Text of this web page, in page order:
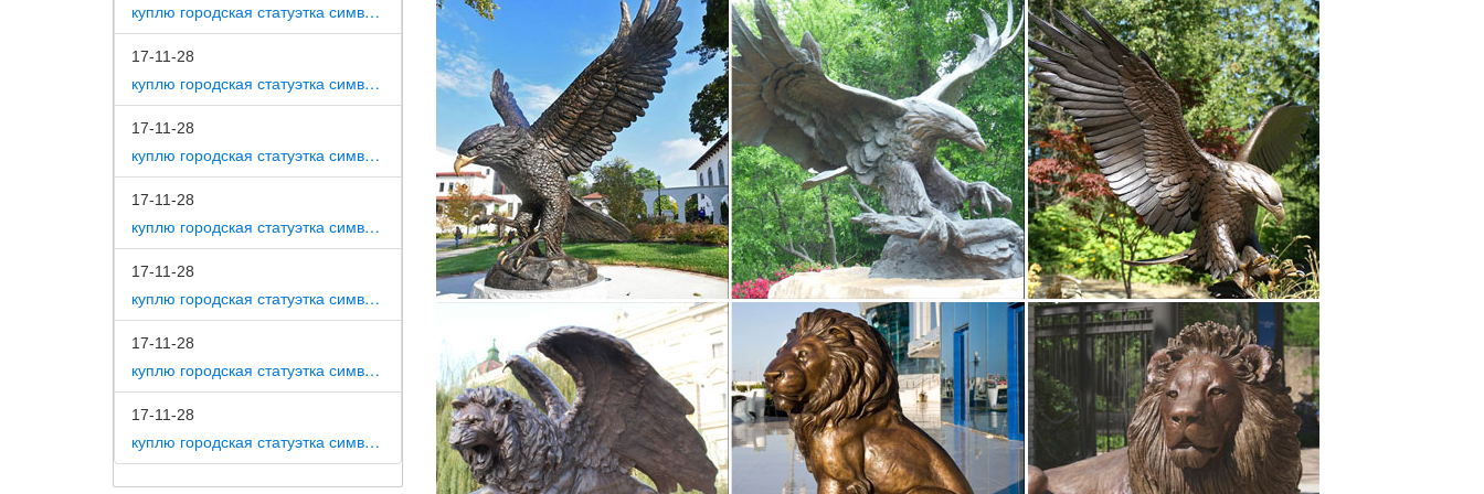
куплю городская статуэтка символ собака как вид изобразительного искусства
17-11-28
куплю городская статуэтка символ собака на постаменте
17-11-28
куплю городская статуэтка символ собака в романской скульптуре
17-11-28
куплю городская статуэтка символ собака в царском селе
17-11-28
куплю городская статуэтка символ собака в движении 7 класс
17-11-28
куплю городская статуэтка символ собака в скульптуре древней греции
17-11-28
куплю городская статуэтка символ собака в школе искусств
исключения.
Фигурки с символом 2018 года собаки – купить…
Фигурка-символ года – хороший подарок любителям миниатюрных стилизованных статуэток. Фигурка собаки как символ 2018
года прекрасный выбор в качестве подарка на грядущий новыйКупить в 1 клик. Фигура декоративная символ 2018 года
"Сенбернар" L36W18H27см.
Сувениры в виде статуэтки собаки в интернет-магазине…
Эксклюзивные подарки » Статуэтки Собак – Символ 2018. Сувенирные статуэтки собак. Статуэтка Большой Йоркшир арт. 240N.
Цена: 10 950 руб. Купить.
Фигурки собак символ 2018 года купить в Москве…
Главная > Каталог товаров > Подарки на праздники > Подарки на Новый Год > Сувениры с символом 2018 года > Фигурки
собак символ 2018 года.Статуэтки, декоративные фигурки.
Фигурки и статуетки собаки купить в Москве по лучшим ценам…
Купить фигурки и статуетки собаки по самым выгодным ценам в Москве с бесплатной доставкой от 5000 рублей.Фигурки и
статуетки рыбы. Фигура декоративная Рыбы-… 26 750 руб. Статуэтка Золотая рыбка Э…
Купить символ 2018 года собака: статуэтки, куклы и игрушки